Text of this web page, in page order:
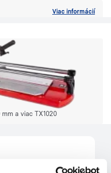
Viac informácií
a viac TX1020